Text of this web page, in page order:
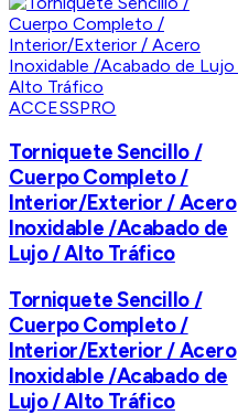
ACCESSPRO
Torniquete Sencillo /
Cuerpo Completo /
Interior/Exterior / Acero
Inoxidable /Acabado de
Lujo / Alto Tráfico
Torniquete Sencillo /
Cuerpo Completo /
Interior/Exterior / Acero
Inoxidable /Acabado de
Lujo / Alto Tráfico